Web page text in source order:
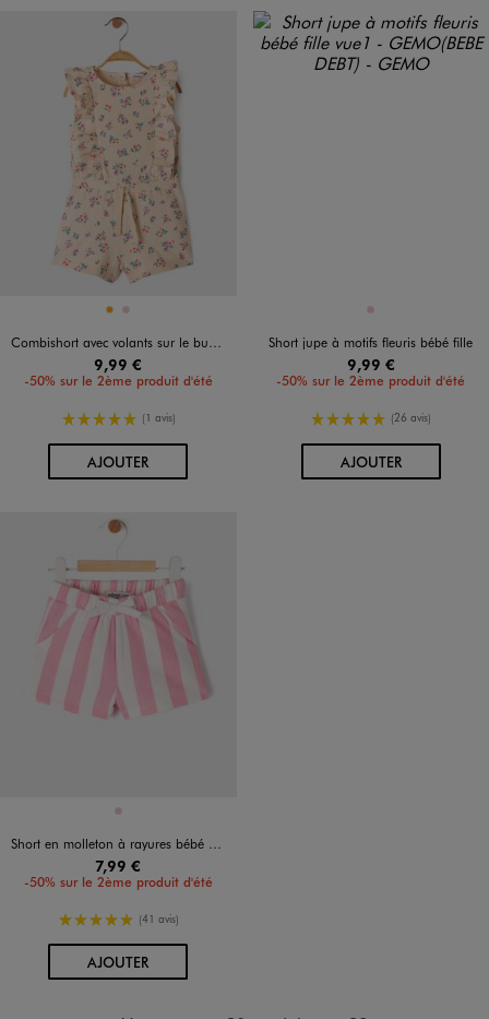
Disponible en 2 coloris
ORANGE
ROSE
Combishort avec volants sur le buste bébé fille
9,99 €
-50% sur le 2ème produit d'été
5/5 de moyenne
(1 avis)
AJOUTERAU PANIER
Disponible en 1 coloris
ROSE
Short jupe à motifs fleuris bébé fille
9,99 €
-50% sur le 2ème produit d'été
5/5 de moyenne
(26 avis)
AJOUTERAU PANIER
Disponible en 1 coloris
Short en molleton à rayures bébé fille
7,99 €
-50% sur le 2ème produit d'été
5/5 de moyenne
(41 avis)
AJOUTERAU PANIER